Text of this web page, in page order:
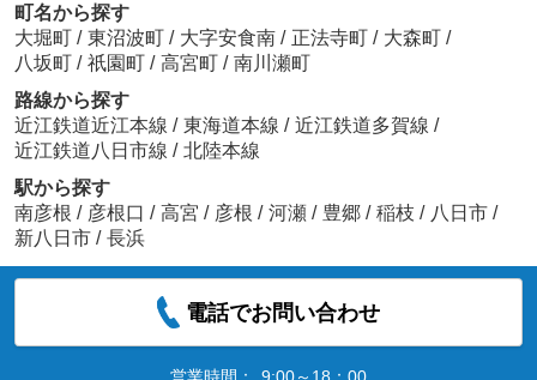
町名から探す
大堀町 / 東沼波町 / 大字安食南 / 正法寺町 / 大森町 /
八坂町 / 祇園町 / 高宮町 / 南川瀬町
路線から探す
近江鉄道近江本線 / 東海道本線 / 近江鉄道多賀線 /
近江鉄道八日市線 / 北陸本線
駅から探す
南彦根 / 彦根口 / 高宮 / 彦根 / 河瀬 / 豊郷 / 稲枝 / 八日市 /
新八日市 / 長浜
電話でお問い合わせ
営業時間： 9:00～18：00